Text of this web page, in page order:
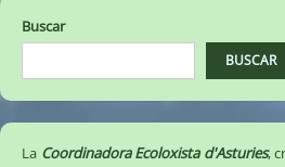
Buscar
BUSCAR
La Coordinadora Ecoloxista d'Asturies,